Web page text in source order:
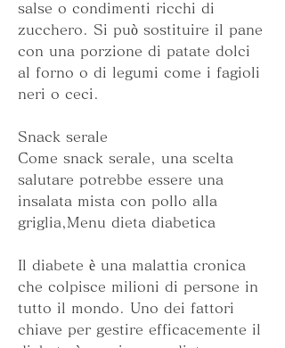
salse o condimenti ricchi di
zucchero. Si può sostituire il pane
con una porzione di patate dolci
al forno o di legumi come i fagioli
neri o ceci.
Snack serale
Come snack serale, una scelta
salutare potrebbe essere una
insalata mista con pollo alla
griglia,Menu dieta diabetica
Il diabete è una malattia cronica
che colpisce milioni di persone in
tutto il mondo. Uno dei fattori
chiave per gestire efficacemente il